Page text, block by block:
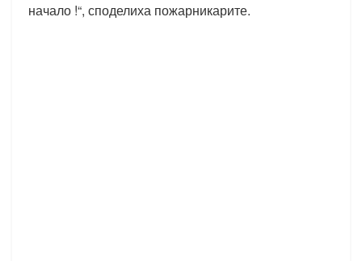
начало !“, споделиха пожарникарите.